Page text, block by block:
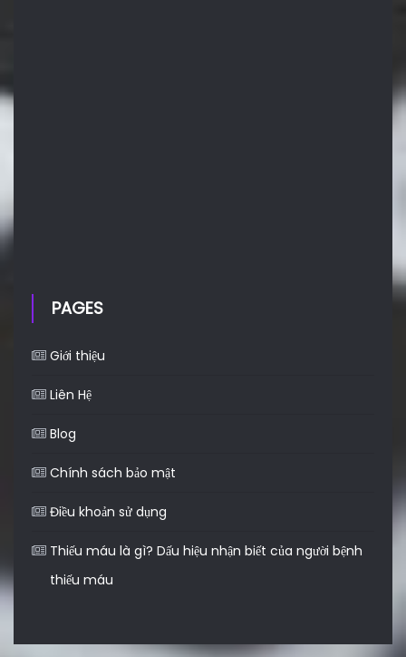
PAGES
Giới thiệu
Liên Hệ
Blog
Chính sách bảo mật
Điều khoản sử dụng
Thiếu máu là gì? Dấu hiệu nhận biết của người bệnh
thiếu máu